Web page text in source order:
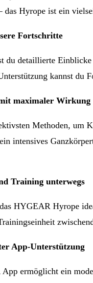
Hyrope ist ein
Fortschritte
detaillierte
kannst du
maximaler Wirkung
Methoden, um
intensives
Training unterwegs
HYGEAR Hyrope
App-Unterstützung
ermöglicht ein